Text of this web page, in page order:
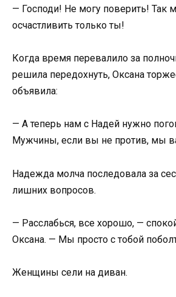
— Господи! Не могу поверить! Так
осчастливить только ты!
Когда время перевалило за
решила передохнуть, Оксана
объявила:
— А теперь нам с Надей нужно
Мужчины, если вы не против, мы
Надежда молча последовала за
лишних вопросов.
— Расслабься, все хорошо, —
Оксана. — Мы просто с тобой
Женщины сели на диван.